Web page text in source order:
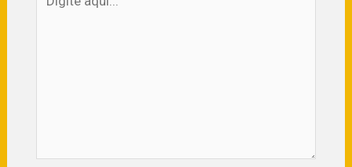
aqui...